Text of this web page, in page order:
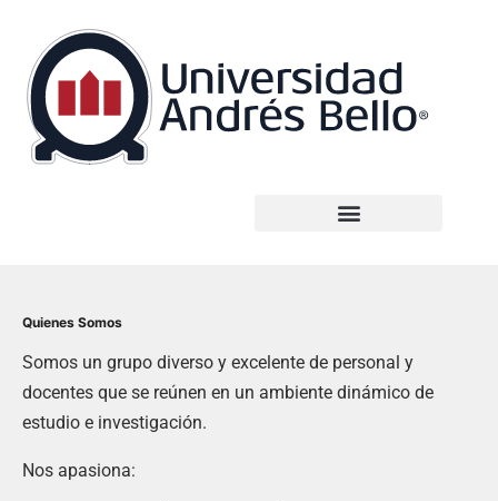
Quienes Somos
Somos un grupo diverso y excelente de personal y
docentes que se reúnen en un ambiente dinámico de
estudio e investigación.
Nos apasiona: